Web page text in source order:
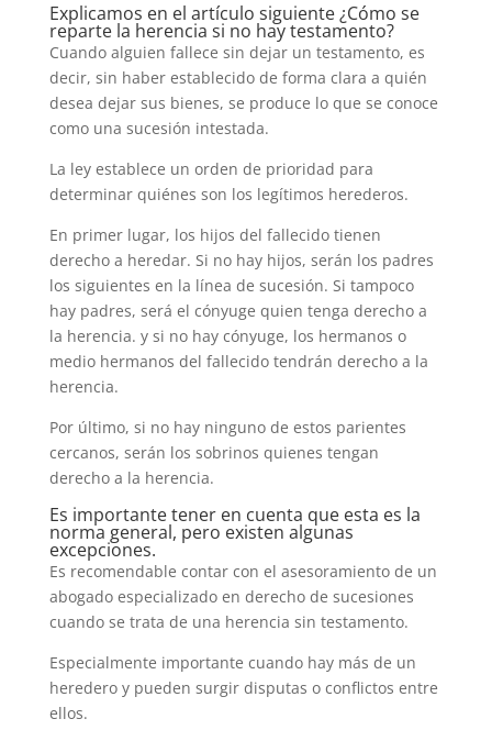
Explicamos en el artículo siguiente ¿Cómo se
reparte la herencia si no hay testamento?
Cuando alguien fallece sin dejar un testamento, es
decir, sin haber establecido de forma clara a quién
desea dejar sus bienes, se produce lo que se conoce
como una sucesión intestada.
La ley establece un orden de prioridad para
determinar quiénes son los legítimos herederos.
En primer lugar, los hijos del fallecido tienen
derecho a heredar. Si no hay hijos, serán los padres
los siguientes en la línea de sucesión. Si tampoco
hay padres, será el cónyuge quien tenga derecho a
la herencia. y si no hay cónyuge, los hermanos o
medio hermanos del fallecido tendrán derecho a la
herencia.
Por último, si no hay ninguno de estos parientes
cercanos, serán los sobrinos quienes tengan
derecho a la herencia.
Es importante tener en cuenta que esta es la
norma general, pero existen algunas
excepciones.
Es recomendable contar con el asesoramiento de un
abogado especializado en derecho de sucesiones
cuando se trata de una herencia sin testamento.
Especialmente importante cuando hay más de un
heredero y pueden surgir disputas o conflictos entre
ellos.